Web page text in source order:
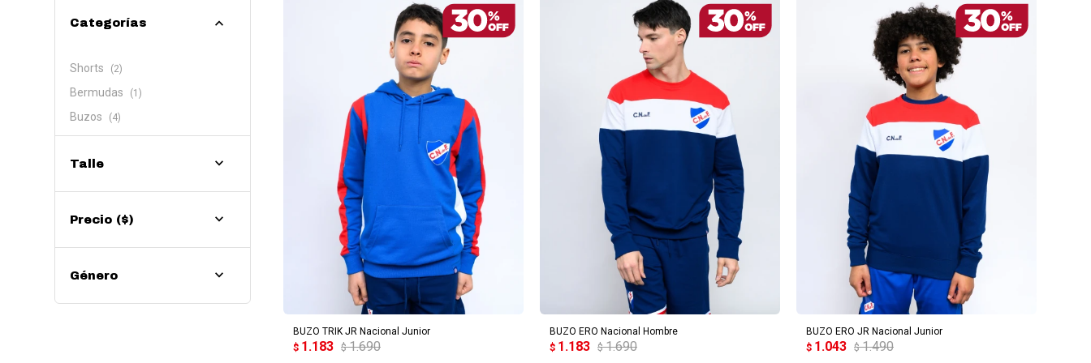
BUZO TRIK JR Nacional Junior
$ 1.183 $ 1.690
AGREGAR AL CARRITO
BUZO ERO Nacional Hombre
$ 1.183 $ 1.690
AGREGAR AL CARRITO
BUZO ERO JR Nacional Junior
$ 1.043 $ 1.490
AGREGAR AL CARRITO
Categorías
Shorts (2)
Bermudas (1)
Buzos (4)
Talle
Precio ($)
Género